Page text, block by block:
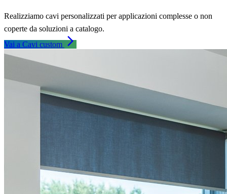
Realizziamo cavi personalizzati per applicazioni complesse o non
coperte da soluzioni a catalogo.
Vai a Cavi custom arrow_forward_ios